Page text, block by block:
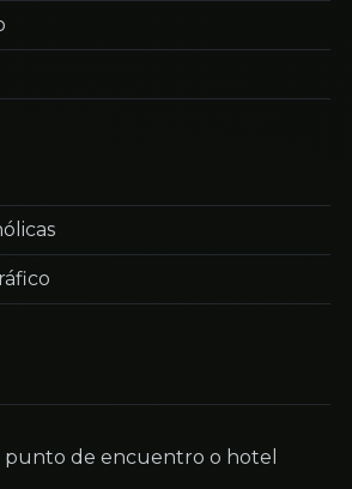
punto de encuentro o hotel